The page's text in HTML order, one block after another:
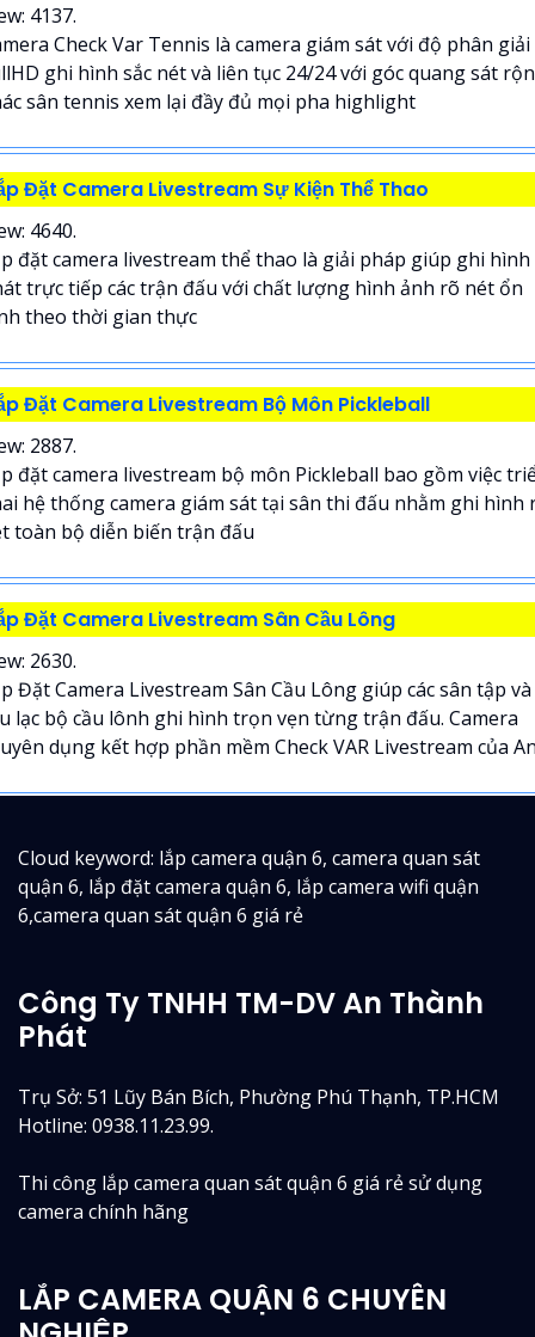
4137.
Check Var Tennis là camera giám sát với độ phân giải
ghi hình sắc nét và liên tục 24/24 với góc quang sát
sân tennis xem lại đầy đủ mọi pha highlight
Đặt Camera Livestream Sự Kiện Thể Thao
4640.
đặt camera livestream thể thao là giải pháp giúp ghi hình
trực tiếp các trận đấu với chất lượng hình ảnh rõ nét ổn
theo thời gian thực
Đặt Camera Livestream Bộ Môn Pickleball
2887.
đặt camera livestream bộ môn Pickleball bao gồm việc
hệ thống camera giám sát tại sân thi đấu nhằm ghi hình
toàn bộ diễn biến trận đấu
Đặt Camera Livestream Sân Cầu Lông
2630.
Đặt Camera Livestream Sân Cầu Lông giúp các sân tập và
lạc bộ cầu lônh ghi hình trọn vẹn từng trận đấu. Camera
dụng kết hợp phần mềm Check VAR Livestream của
Cloud keyword: lắp camera quận 6, camera quan sát
quận 6, lắp đặt camera quận 6, lắp camera wifi quận
6,camera quan sát quận 6 giá rẻ
Công Ty TNHH TM-DV An Thành
Phát
Trụ Sở: 51 Lũy Bán Bích, Phường Phú Thạnh, TP.HCM
Hotline: 0938.11.23.99.
Thi công lắp camera quan sát quận 6 giá rẻ sử dụng
camera chính hãng
LẮP CAMERA QUẬN 6 CHUYÊN